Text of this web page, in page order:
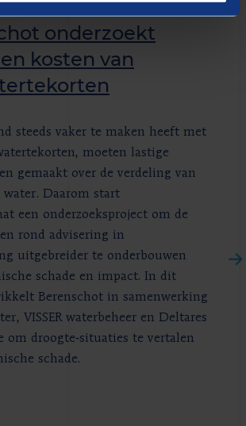
onderzoekt
kosten van
steeds vaker te maken heeft met
moeten lastige
gemaakt over de verdeling van
water. Daarom start
een onderzoeksproject om de
rond advisering in
uitgebreider te onderbouwen
schade en impact. In dit
Berenschot in samenwerking
VISSER waterbeheer en Deltares
om droogte‐situaties te vertalen
schade.